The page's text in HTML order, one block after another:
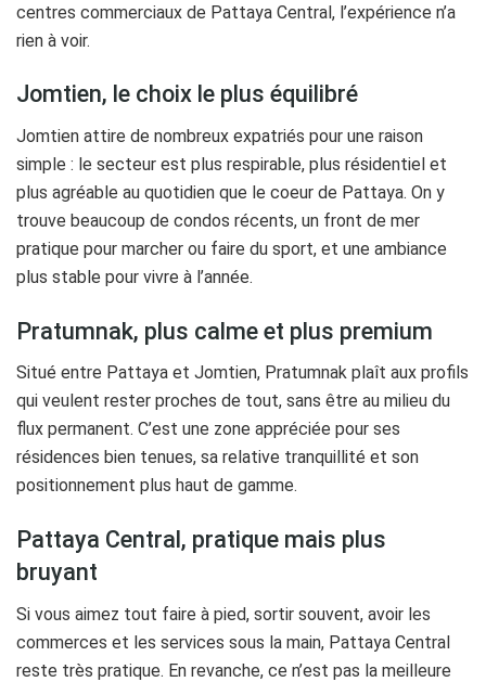
centres commerciaux de Pattaya Central, l’expérience n’a
rien à voir.
Jomtien, le choix le plus équilibré
Jomtien attire de nombreux expatriés pour une raison
simple : le secteur est plus respirable, plus résidentiel et
plus agréable au quotidien que le coeur de Pattaya. On y
trouve beaucoup de condos récents, un front de mer
pratique pour marcher ou faire du sport, et une ambiance
plus stable pour vivre à l’année.
Pratumnak, plus calme et plus premium
Situé entre Pattaya et Jomtien, Pratumnak plaît aux profils
qui veulent rester proches de tout, sans être au milieu du
flux permanent. C’est une zone appréciée pour ses
résidences bien tenues, sa relative tranquillité et son
positionnement plus haut de gamme.
Pattaya Central, pratique mais plus
bruyant
Si vous aimez tout faire à pied, sortir souvent, avoir les
commerces et les services sous la main, Pattaya Central
reste très pratique. En revanche, ce n’est pas la meilleure